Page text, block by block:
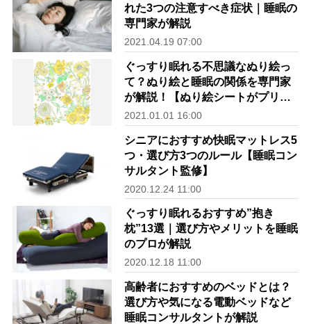
れた3つの注意すべき症状｜睡眠の
専門家が解説
2021.04.19 07:00
ぐっすり眠れる不思議なぬり絵っ
て？ぬり絵と睡眠の関係を専門家
が解説！【ぬり絵シートがプリン
トできます！】
2021.01.01 16:00
シニアにおすすめ快眠マットレス5
つ・選び方3つのルール【睡眠コン
サルタント監修】
2020.12.24 11:00
ぐっすり眠れるおすすめ”抱き
枕”13選｜選び方やメリットを睡眠
のプロが解説
2020.12.18 11:00
高齢者におすすめのベッドとは？
選び方や気になる電動ベッドなど
睡眠コンサルタントが解説